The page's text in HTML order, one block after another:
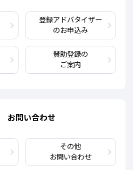
登録アドバタイザー
のお申込み
賛助登録の
ご案内
お問い合わせ
その他
お問い合わせ